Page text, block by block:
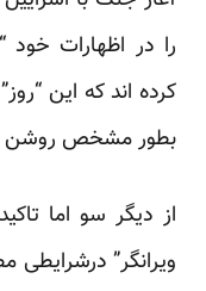
را در اظهارات خود
کرده اند که این
بطور مشخص
از دیگر سو اما
ویرانگر”